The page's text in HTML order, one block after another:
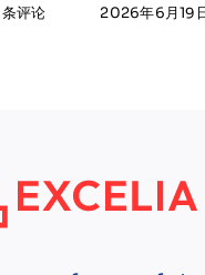
评论 2026年6月19